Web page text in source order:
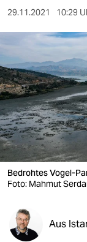
sport
berlin
nord
wahrheit
verlag
verlag
veranstaltungen
shop
29.11.2021 10:29
Bedrohtes Vogel-
Foto: Mahmut
Aus